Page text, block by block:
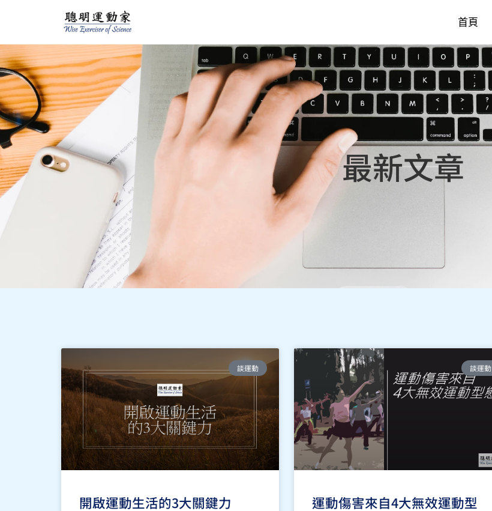
主
要
內
容
首頁
最新文章
談運動
開啟運動生活的3大關鍵力
談運動
運動傷害來自4大無效運動型